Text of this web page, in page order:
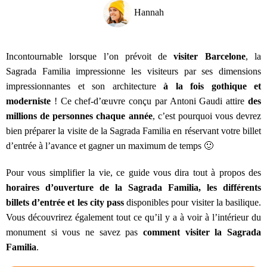
Hannah
Incontournable lorsque l’on prévoit devisiter Barcelone, la
Sagrada Familia impressionne les visiteurs par ses dimensions
impressionnantes et son architecture à la fois gothique et
moderniste ! Ce chef-d’œuvre conçu par Antoni Gaudi attire des
millions de personnes chaque année, c’est pourquoi vous devrez
bien préparer la visite de la Sagrada Familia en réservant votre billet
d’entrée à l’avance et gagner un maximum de temps 🙂
Pour vous simplifier la vie, ce guide vous dira tout à propos des
horaires d’ouverture de la Sagrada Familia, les différents
billets d’entrée et les city pass disponibles pour visiter la basilique.
Vous découvrirez également tout ce qu’il y a à voir à l’intérieur du
monument si vous ne savez pas comment visiter la Sagrada
Familia.